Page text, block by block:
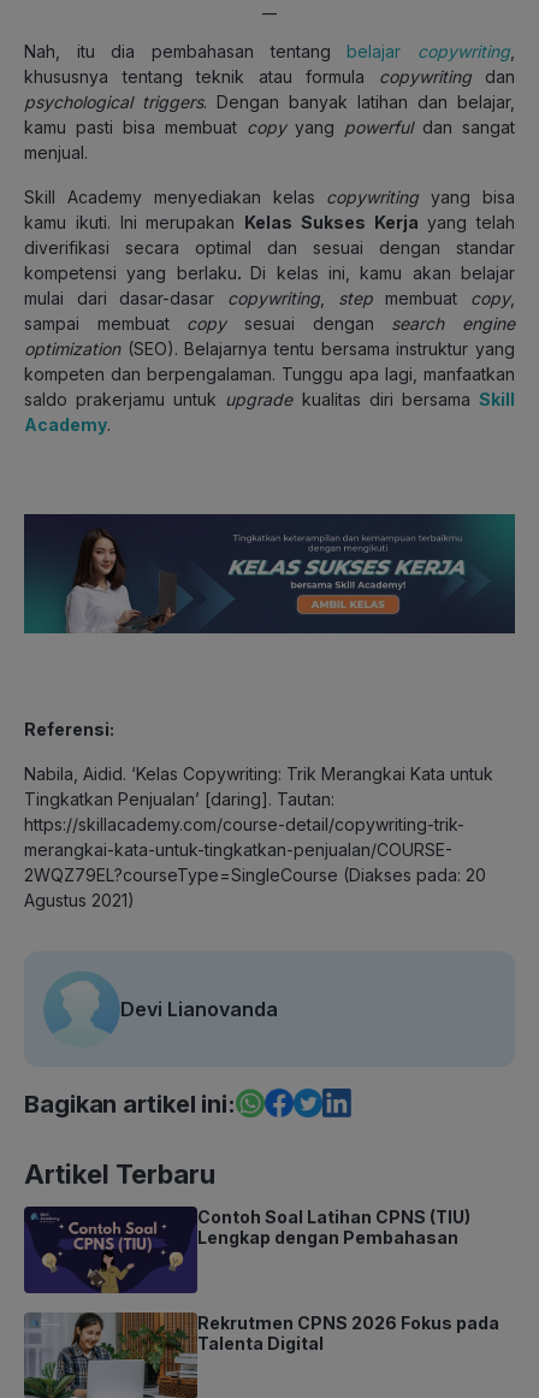
Nah, itu dia pembahasan tentangbelajar copywriting
khususnya tentang teknik atau formula copywritingdan
psychological triggers. Dengan banyak latihan dan belajar,
kamu pasti bisa membuat copyyang powerfuldan sangat
menjual.
Skill Academy menyediakan kelas copywriting yang bisa
kamu ikuti. Ini merupakan Kelas Sukses Kerja yang telah
diverifikasi secara optimal dan sesuai dengan standar
kompetensi yang berlaku. Di kelas ini, kamu akan belajar
mulai dari dasar-dasar copywriting stepmembuat copy,
sampai membuat copysesuai dengan search engine
optimization(SEO). Belajarnya tentu bersama instruktur yang
kompeten dan berpengalaman. Tunggu apa lagi, manfaatkan
saldo prakerjamu untuk upgradekualitas diri bersamaSkill
Academy.
Referensi:
Nabila, Aidid. ‘Kelas Copywriting: Trik Merangkai Kata untuk
Tingkatkan Penjualan’ [daring]. Tautan:
https://skillacademy.com/course-detail/copywriting-trik-
merangkai-kata-untuk-tingkatkan-penjualan/COURSE-
2WQZ79EL?courseType=SingleCourse (Diakses pada: 20
Agustus 2021)
Devi Lianovanda
Bagikan artikel ini:
Artikel Terbaru
Contoh Soal Latihan CPNS (TIU)
Lengkap dengan Pembahasan
Rekrutmen CPNS 2026 Fokus pada
Talenta Digital